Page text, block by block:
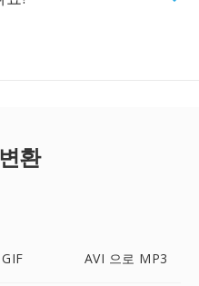
환
AVI 으로 MP3